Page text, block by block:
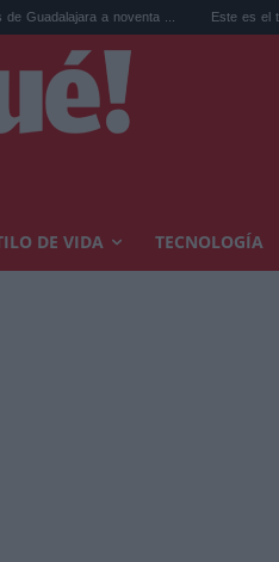
a noventa ... Este es el top 10 de
DE VIDA TECNOLOGÍA